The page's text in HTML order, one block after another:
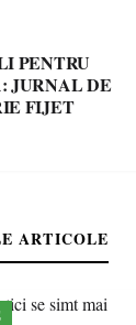
PENTRU
JURNAL DE
FIJET
ARTICOLE